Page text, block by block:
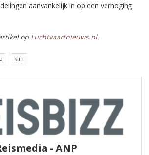
aanvankelijk in op een verhoging
op Luchtvaartnieuws.nl.
klm
- ANP